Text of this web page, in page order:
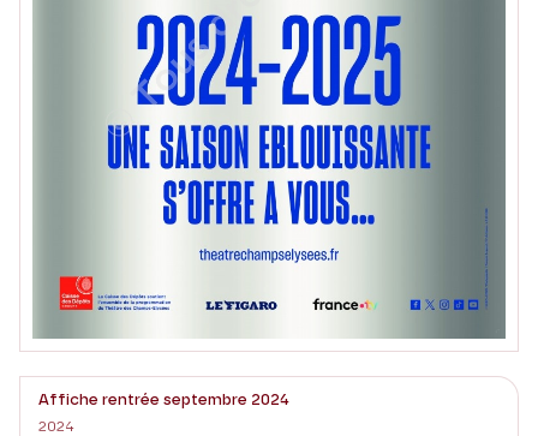
Affiche rentrée septembre 2024
2024